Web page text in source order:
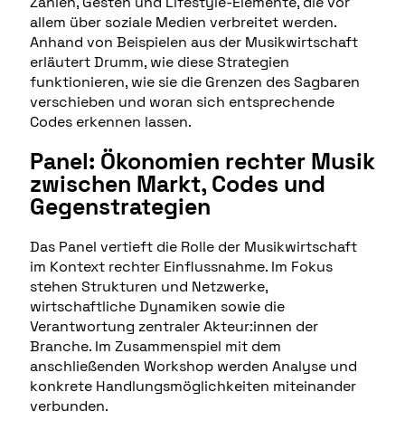
allem über soziale Medien verbreitet werden.
Anhand von Beispielen aus der Musikwirtschaft
erläutert Drumm, wie diese Strategien
funktionieren, wie sie die Grenzen des Sagbaren
verschieben und woran sich entsprechende
Codes erkennen lassen.
Panel: Ökonomien rechter Musik
zwischen Markt, Codes und
Gegenstrategien
Das Panel vertieft die Rolle der Musikwirtschaft
im Kontext rechter Einflussnahme. Im Fokus
stehen Strukturen und Netzwerke,
wirtschaftliche Dynamiken sowie die
Verantwortung zentraler Akteur:innen der
Branche. Im Zusammenspiel mit dem
anschließenden Workshop werden Analyse und
konkrete Handlungsmöglichkeiten miteinander
verbunden.